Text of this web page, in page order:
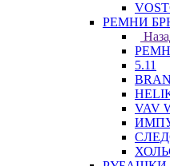
РЕМНИ
5.11
VAV